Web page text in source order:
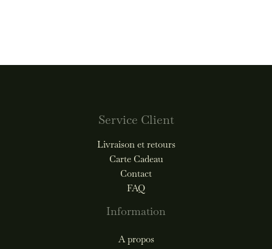
Service Client
Livraison et retours
Carte Cadeau
Contact
FAQ
Information
A propos